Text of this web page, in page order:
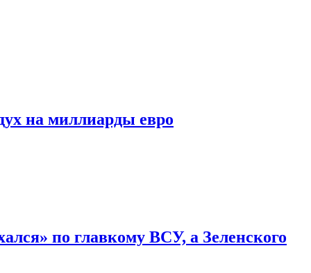
на миллиарды евро
по главкому ВСУ, а Зеленского